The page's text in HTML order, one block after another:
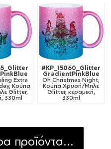
Extra
Κούπα
Glitter,
330ml
#KP_15060_Glitter
GradientPinkBlue
Oh Christmas Night,
Κούπα Χρυσή/Μπλε
Glitter, κεραμική,
330ml
προϊόντα...